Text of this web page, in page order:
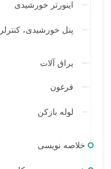
اینورتر خورشیدی
پنل خورشیدی،
یراق آلات
فرغون
لوله بازکن
خلاصه نویسی